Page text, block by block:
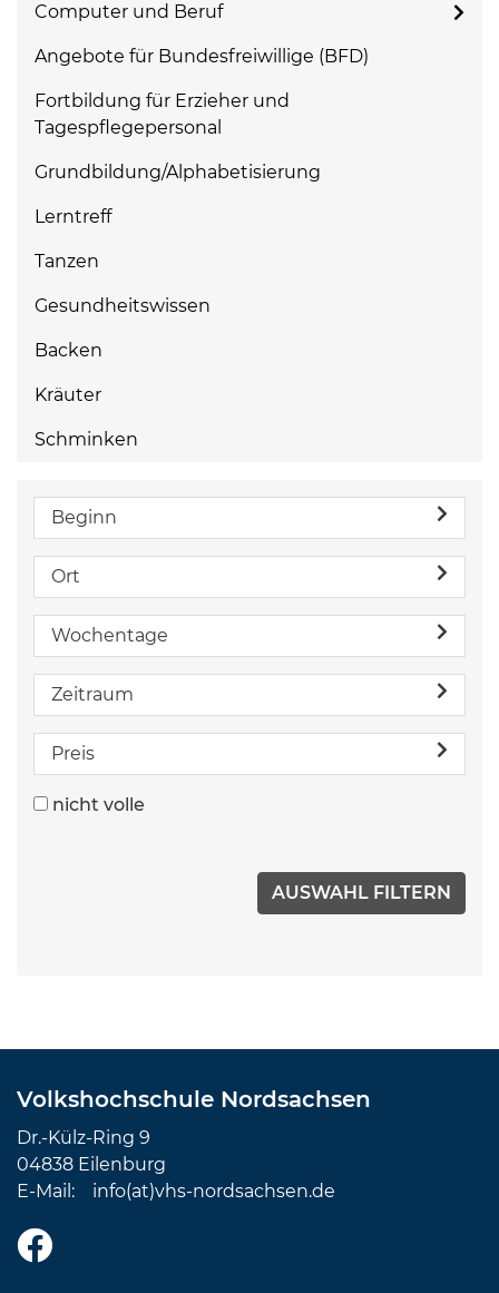
Computer und Beruf
Angebote für Bundesfreiwillige (BFD)
Fortbildung für Erzieher und
Tagespflegepersonal
Grundbildung/Alphabetisierung
Lerntreff
Tanzen
Gesundheitswissen
Backen
Kräuter
Schminken
Beginn
Ort
Wochentage
Zeitraum
Preis
nicht volle
Volkshochschule Nordsachsen
Dr.-Külz-Ring 9
04838 Eilenburg
E-Mail: info(at)vhs-nordsachsen.de